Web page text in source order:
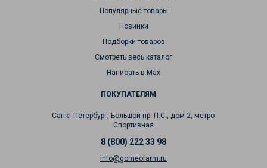
ПОКУПАТЕЛЯМ
Популярные товары
Новинки
Подборки товаров
Смотреть весь каталог
Написать в Max
Санкт-Петербург, Большой пр. П.С., дом 2, метро
Спортивная
8 (800) 222 33 98
info@gomeofarm.ru